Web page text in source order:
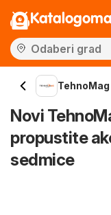
TehnoMag
Novi
propustite
sedmice